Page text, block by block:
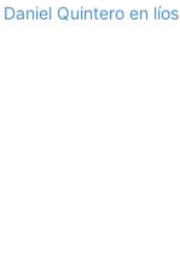
Quintero en líos